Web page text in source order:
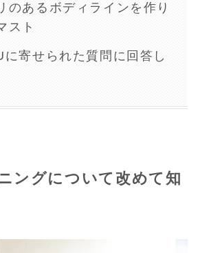
のあるボディラインを作り
スト
に寄せられた質問に回答し
ングについて改めて知